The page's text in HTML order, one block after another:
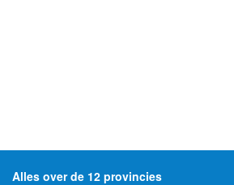
Alles over de 12 provincies